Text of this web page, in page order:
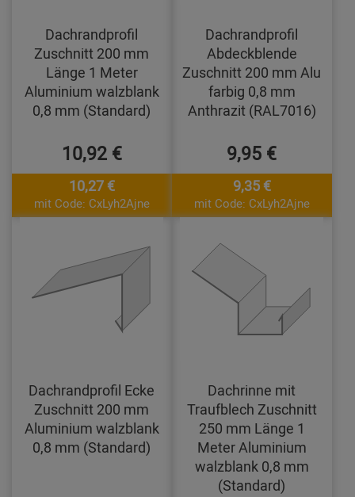
Dachrandprofil
Zuschnitt 200 mm
Länge 1 Meter
Aluminium walzblank
0,8 mm (Standard)
10,92 €
10,27 €
mit Code: CxLyh2Ajne
Dachrandprofil
Abdeckblende
Zuschnitt 200 mm Alu
farbig 0,8 mm
Anthrazit (RAL7016)
9,95 €
9,35 €
mit Code: CxLyh2Ajne
Dachrandprofil Ecke
Zuschnitt 200 mm
Aluminium walzblank
0,8 mm (Standard)
Dachrinne mit
Traufblech Zuschnitt
250 mm Länge 1
Meter Aluminium
walzblank 0,8 mm
(Standard)